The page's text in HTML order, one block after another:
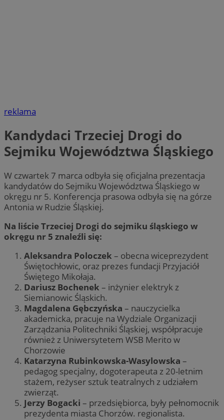
reklama
Kandydaci Trzeciej Drogi do
Sejmiku Województwa Śląskiego
W czwartek 7 marca odbyła się oficjalna prezentacja
kandydatów do Sejmiku Województwa Śląskiego w
okręgu nr 5. Konferencja prasowa odbyła się na górze
Antonia w Rudzie Śląskiej.
Na liście Trzeciej Drogi do sejmiku śląskiego w
okręgu nr 5 znaleźli się:
Aleksandra Poloczek – obecna wiceprezydent
Świętochłowic, oraz prezes fundacji Przyjaciół
Świętego Mikołaja.
Dariusz Bochenek – inżynier elektryk z
Siemianowic Śląskich.
Magdalena Gębczyńska – nauczycielka
akademicka, pracuje na Wydziale Organizacji
Zarządzania Politechniki Śląskiej, współpracuje
również z Uniwersytetem WSB Merito w
Chorzowie
Katarzyna Rubinkowska-Wasylowska –
pedagog specjalny, dogoterapeuta z 20-letnim
stażem, reżyser sztuk teatralnych z udziałem
zwierząt.
Jerzy Bogacki – przedsiębiorca, były pełnomocnik
prezydenta miasta Chorzów. regionalista.